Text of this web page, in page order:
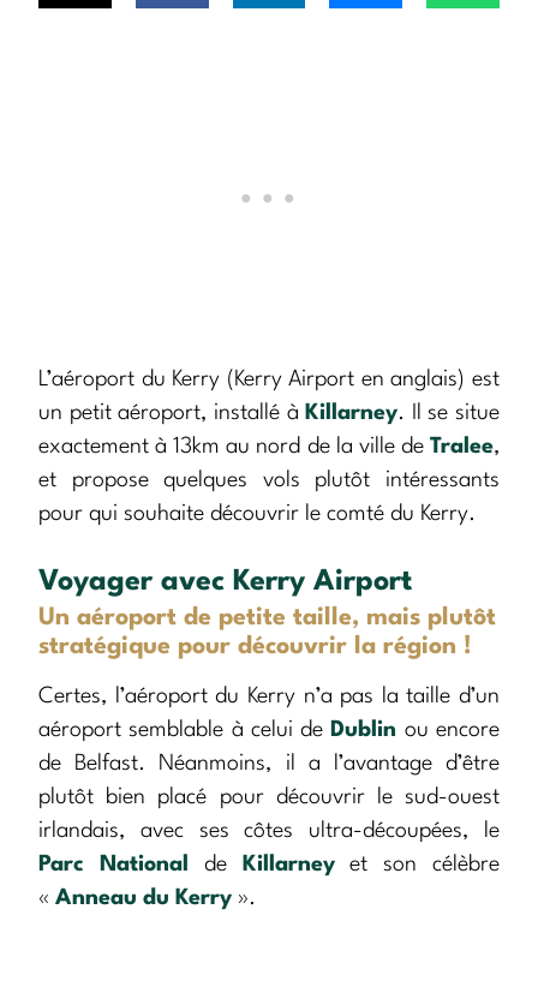
L’aéroport du Kerry (Kerry Airport en anglais) est
un petit aéroport, installé à Killarney. Il se situe
exactement à 13km au nord de la ville de Tralee,
et propose quelques vols plutôt intéressants
pour qui souhaite découvrir le comté du Kerry.
Voyager avec Kerry Airport
Un aéroport de petite taille, mais plutôt
stratégique pour découvrir la région !
Certes, l’aéroport du Kerry n’a pas la taille d’un
aéroport semblable à celui de Dublin ou encore
de Belfast. Néanmoins, il a l’avantage d’être
plutôt bien placé pour découvrir le sud-ouest
irlandais, avec ses côtes ultra-découpées, le
Parc National
de Killarneyet son célèbre
« Anneau du Kerry ».